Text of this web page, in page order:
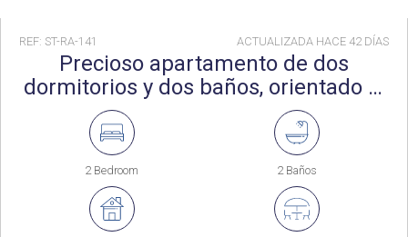
REF: ST-RA-141 ACTUALIZADA HACE 42 DÍAS
Precioso apartamento de dos
dormitorios y dos baños, orientado al
Sur y situado en la popular playa de
2 Bedroom 2 Baños